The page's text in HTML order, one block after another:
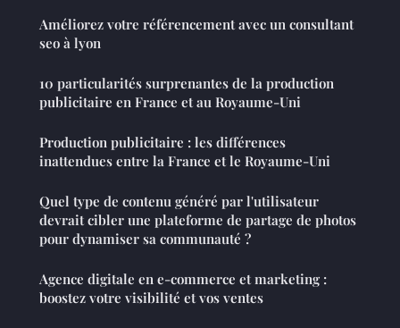
Améliorez votre référencement avec un consultant
seo à lyon
10 particularités surprenantes de la production
publicitaire en France et au Royaume-Uni
Production publicitaire : les différences
inattendues entre la France et le Royaume-Uni
Quel type de contenu généré par l'utilisateur
devrait cibler une plateforme de partage de photos
pour dynamiser sa communauté ?
Agence digitale en e-commerce et marketing :
boostez votre visibilité et vos ventes